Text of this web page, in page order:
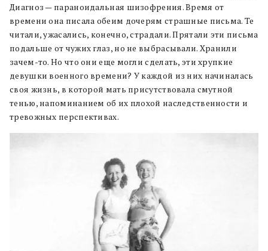
Диагноз — параноидальная шизофрения. Время от
времени она писала обеим дочерям страшные письма. Те
читали, ужасались, конечно, страдали. Прятали эти письма
подальше от чужих глаз, но не выбрасывали. Хранили
зачем-то. Но что они еще могли сделать, эти хрупкие
девушки военного времени? У каждой из них начиналась
своя жизнь, в которой мать присутствовала смутной
тенью, напоминанием об их плохой наследственности и
тревожных перспективах.